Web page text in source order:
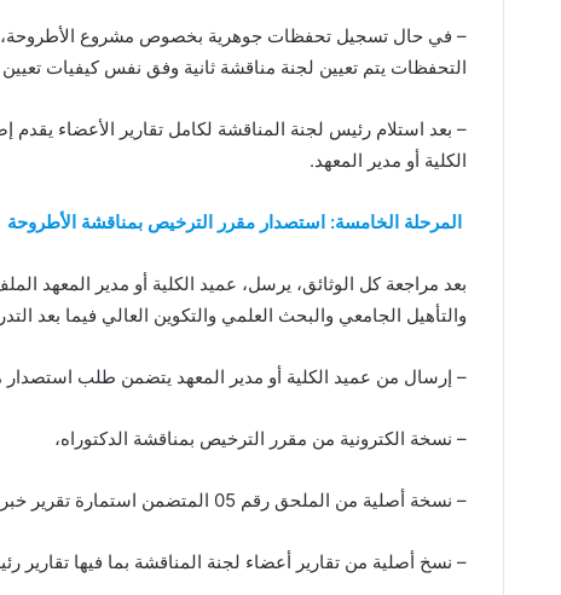
– في حال تسجيل تحفظات جوهرية بخصوص مشروع الأطروحة،
التحفظات يتم تعيين لجنة مناقشة ثانية وفق نفس كيفيات تعيين
– بعد استلام رئيس لجنة المناقشة لكامل تقارير الأعضاء
الكلية أو مدير المعهد.
المرحلة الخامسة: استصدار مقرر الترخيص بمناقشة الأطروحة
بعد مراجعة كل الوثائق، يرسل، عميد الكلية أو مدير المعهد
والتأهيل الجامعي والبحث العلمي والتكوين العالي فيما بعد
– إرسال من عميد الكلية أو مدير المعهد يتضمن طلب استصدار
– نسخة الكترونية من مقرر الترخيص بمناقشة الدكتوراه،
– نسخة أصلية من الملحق رقم 05 المتضمن استمارة تقرير خبرة لكل عضو في لجنة المناقشة،
– نسخ أصلية من تقارير أعضاء لجنة المناقشة بما فيها تقارير